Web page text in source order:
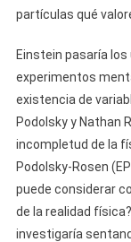
partículas qué
Einstein pasaría
experimentos
existencia de
Podolsky y Nathan
incompletud de la
Podolsky-Rosen
puede considerar
de la realidad
investigaría